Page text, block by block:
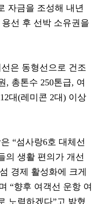
자금을 조성해 내년
선 후 선박 소유권을
은 동형선으로 건조
, 총톤수 250톤급, 여
대(레미콘 2대) 이상
“섬사랑6호 대체선
의 생활 편의가 개선
경제 활성화에 크게
“향후 여객선 운항 여
노력하겠다”고 밝혔